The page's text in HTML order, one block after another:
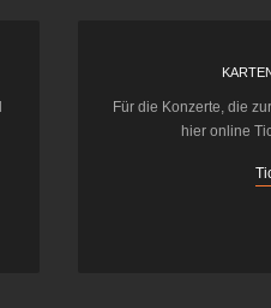
Für die Konzerte, die
hier online